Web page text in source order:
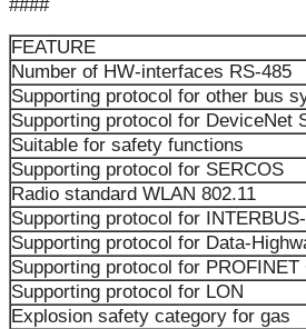
####
FEATURE
Number of HW-interfaces RS-485
Supporting protocol for other bus
Supporting protocol for DeviceNet
Suitable for safety functions
Supporting protocol for SERCOS
Radio standard WLAN 802.11
Supporting protocol for
Supporting protocol for Data-
Supporting protocol for PROFINET
Supporting protocol for LON
Explosion safety category for gas